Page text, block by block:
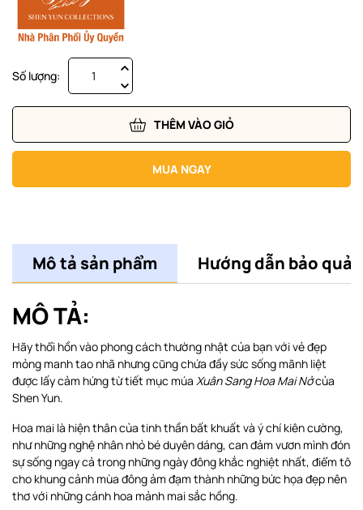
Số lượng:
THÊM VÀO GIỎ
MUA NGAY
Mô tả sản phẩm Hướng dẫn bảo quản
MÔ TẢ:
Hãy thổi hồn vào phong cách thường nhật của bạn với vẻ đẹp
mỏng manh tao nhã nhưng cũng chứa đầy sức sống mãnh liệt
được lấy cảm hứng từ tiết mục múa Xuân Sang Hoa Mai Nởcủa
Shen Yun.
Hoa mai là hiện thân của tinh thần bất khuất và ý chí kiên cường,
như những nghệ nhân nhỏ bé duyên dáng, can đảm vươn mình đón
sự sống ngay cả trong những ngày đông khắc nghiệt nhất, điểm tô
cho khung cảnh mùa đông ảm đạm thành những bức họa đẹp nên
thơ với những cánh hoa mảnh mai sắc hồng.